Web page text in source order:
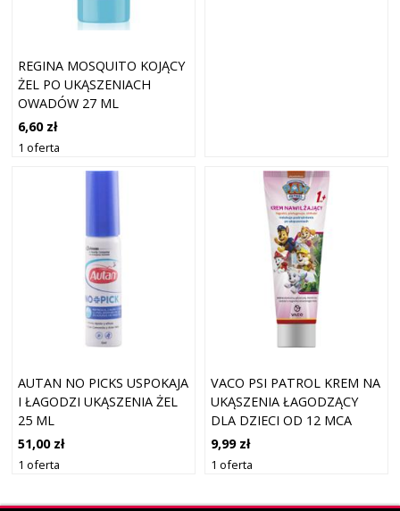
REGINA MOSQUITO KOJĄCY
ŻEL PO UKĄSZENIACH
OWADÓW 27 ML
6,60 zł
1 oferta
AUTAN NO PICKS USPOKAJA
I ŁAGODZI UKĄSZENIA ŻEL
25 ML
51,00 zł
1 oferta
VACO PSI PATROL KREM NA
UKĄSZENIA ŁAGODZĄCY
DLA DZIECI OD 12 MCA
80ML
9,99 zł
1 oferta